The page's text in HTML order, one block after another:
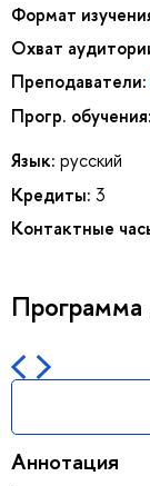
Формат
Охват
Преподаватели:
Прогр. обучения:
Язык: русский
Кредиты: 3
Контактные
Программа
Аннотация